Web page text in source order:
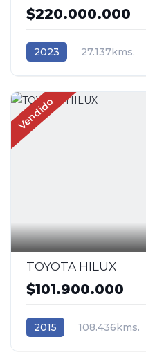
$220.000.000
2023 27.137kms.
Vendido
TOYOTA HILUX
$101.900.000
2015 108.436kms.